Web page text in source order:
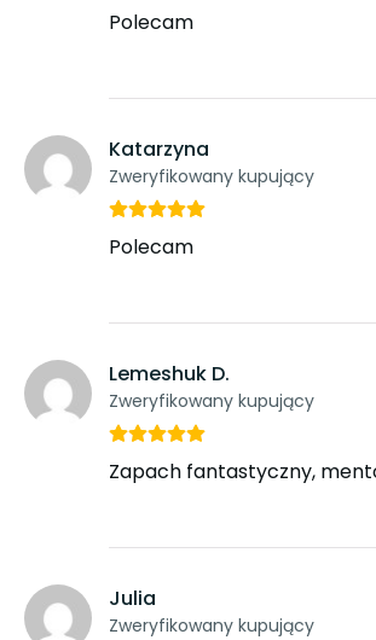
Polecam
Katarzyna
Zweryfikowany kupujący
Polecam
Lemeshuk D.
Zweryfikowany kupujący
Zapach fantastyczny,
Julia
Zweryfikowany kupujący